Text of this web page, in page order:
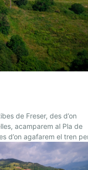
de Freser, des d’on
acamparem al Pla de
d’on agafarem el tren